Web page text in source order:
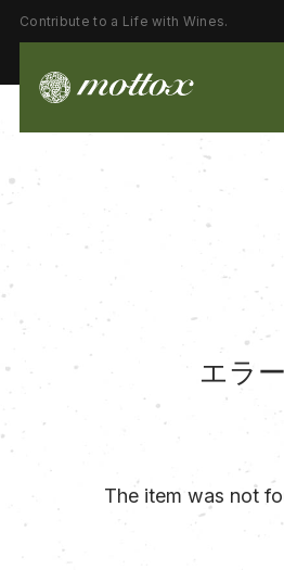
Contribute to a Life with Wines.
エラー
The item was not